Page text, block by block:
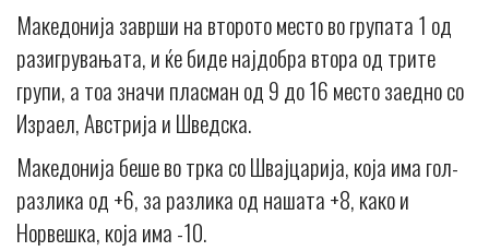
Македонија заврши на второто место во групата 1 од
разигрувањата, и ќе биде најдобра втора од трите
групи, а тоа значи пласман од 9 до 16 место заедно со
Израел, Австрија и Шведска.
Македонија беше во трка со Швајцарија, која има гол-
разлика од +6, за разлика од нашата +8, како и
Норвешка, која има -10.